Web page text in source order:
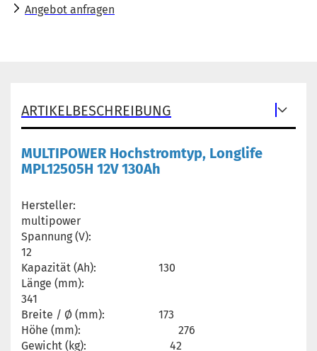
Angebot anfragen
ARTIKELBESCHREIBUNG
MULTIPOWER Hochstromtyp, Longlife
MPL12505H 12V 130Ah
Hersteller:
multipower
Spannung (V):
12
Kapazität (Ah):
130
Länge (mm):
341
Breite / Ø (mm):
173
Höhe (mm):
276
Gewicht (kg):
42